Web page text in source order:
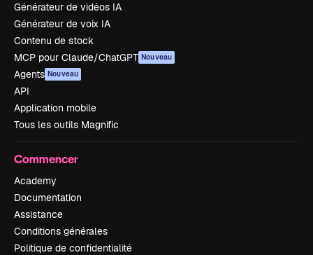
Générateur de vidéos IA
Générateur de voix IA
Contenu de stock
MCP pour Claude/ChatGPT Nouveau
Agents Nouveau
API
Application mobile
Tous les outils Magnific
Commencer
Academy
Documentation
Assistance
Conditions générales
Politique de confidentialité